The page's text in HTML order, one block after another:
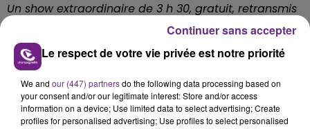
Un show extraordinaire de 3 h 30, gratuit, retransmis
sur France 2 à travers tout le pays et accueilli
Chaussée Bocquaine.
Cet événement populaire inédit consacre
l’attractivité culturelle rayonnante de notre cité et
représente une occasion unique de mettre notre ville
et ses nombreux trésors sur le devant de la scène.
Toutes les générations seront réunies à Reims pour
Le respect de votre vie privée est notre priorité
We and our (447) partnersdo the following data processing based on
your consent and/or our legitimate interest: Store and/or access
information on a device; Use limited data to select advertising; Create
profiles for personalised advertising; Use profiles to select personalised
Continuer sans accepter